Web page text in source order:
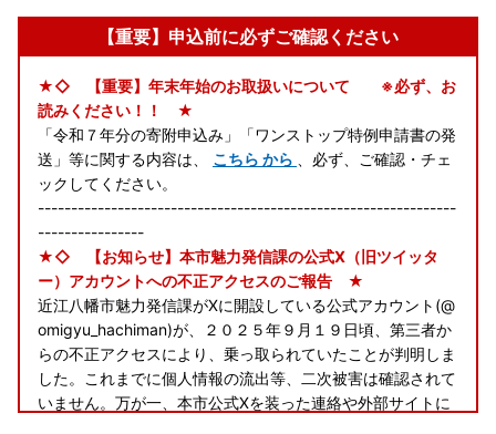
【重要】申込前に必ずご確認ください
★◇ 【重要】年末年始のお取扱いについて ※必ず、お
読みください！！ ★
「令和７年分の寄附申込み」「ワンストップ特例申請書の発
送」等に関する内容は、 こちら から 、必ず、ご確認・チェ
ックしてください。
---------------------------------------------------------------
----------------
★◇ 【お知らせ】本市魅力発信課の公式X（旧ツイッタ
ー）アカウントへの不正アクセスのご報告 ★
近江八幡市魅力発信課がXに開設している公式アカウント(@
omigyu_hachiman)が、２０２５年９月１９日頃、第三者か
らの不正アクセスにより、乗っ取られていたことが判明しま
した。これまでに個人情報の流出等、二次被害は確認されて
いません。万が一、本市公式Xを装った連絡や外部サイトに